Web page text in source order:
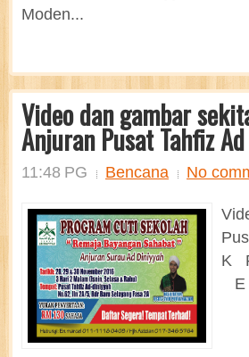
Moden...
Video dan gambar
Anjuran Pusat Tahfiz
11:48 PG Bencana No
K